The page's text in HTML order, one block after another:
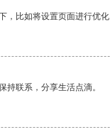
比如将设置页面进行优化
持联系，分享生活点滴。